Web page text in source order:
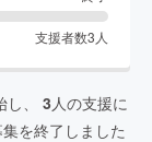
支援者数3 人
、 3 人の支援に
を終了しました